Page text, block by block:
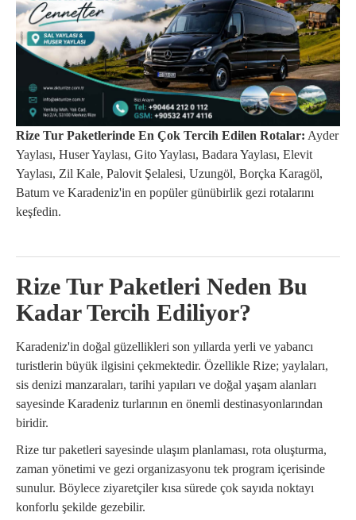
Rize Tur Paketlerinde En Çok Tercih Edilen Rotalar: Ayder
Yaylası, Huser Yaylası, Gito Yaylası, Badara Yaylası, Elevit
Yaylası, Zil Kale, Palovit Şelalesi, Uzungöl, Borçka Karagöl,
Batum ve Karadeniz'in en popüler günübirlik gezi rotalarını
keşfedin.
Rize Tur Paketleri Neden Bu
Kadar Tercih Ediliyor?
Karadeniz'in doğal güzellikleri son yıllarda yerli ve yabancı
turistlerin büyük ilgisini çekmektedir. Özellikle Rize; yaylaları,
sis denizi manzaraları, tarihi yapıları ve doğal yaşam alanları
sayesinde Karadeniz turlarının en önemli destinasyonlarından
biridir.
Rize tur paketleri sayesinde ulaşım planlaması, rota oluşturma,
zaman yönetimi ve gezi organizasyonu tek program içerisinde
sunulur. Böylece ziyaretçiler kısa sürede çok sayıda noktayı
konforlu şekilde gezebilir.